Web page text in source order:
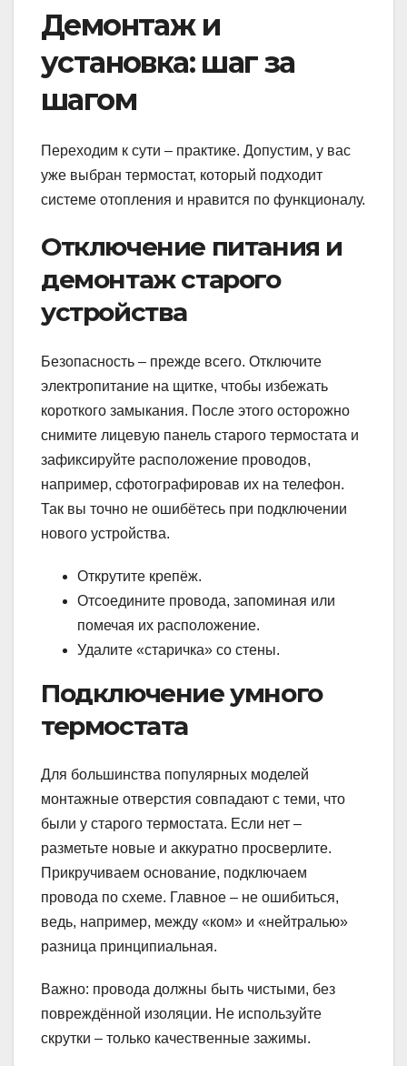
Демонтаж и
установка: шаг за
шагом
Переходим к сути – практике. Допустим, у вас
уже выбран термостат, который подходит
системе отопления и нравится по функционалу.
Отключение питания и
демонтаж старого
устройства
Безопасность – прежде всего. Отключите
электропитание на щитке, чтобы избежать
короткого замыкания. После этого осторожно
снимите лицевую панель старого термостата и
зафиксируйте расположение проводов,
например, сфотографировав их на телефон.
Так вы точно не ошибётесь при подключении
нового устройства.
Открутите крепёж.
Отсоедините провода, запоминая или
помечая их расположение.
Удалите «старичка» со стены.
Подключение умного
термостата
Для большинства популярных моделей
монтажные отверстия совпадают с теми, что
были у старого термостата. Если нет –
разметьте новые и аккуратно просверлите.
Прикручиваем основание, подключаем
провода по схеме. Главное – не ошибиться,
ведь, например, между «ком» и «нейтралью»
разница принципиальная.
Важно: провода должны быть чистыми, без
повреждённой изоляции. Не используйте
скрутки – только качественные зажимы.